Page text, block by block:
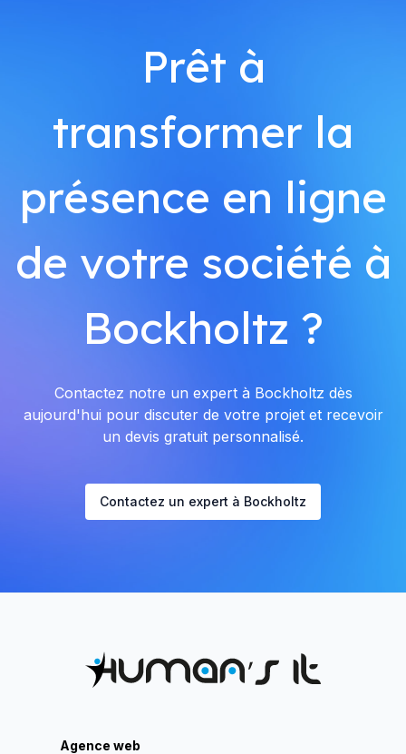
Prêt à
transformer la
présence en ligne
de votre société à
Bockholtz ?
Contactez notre un expert à Bockholtz dès
aujourd'hui pour discuter de votre projet et recevoir
un devis gratuit personnalisé.
Contactez un expert à Bockholtz
Agence web